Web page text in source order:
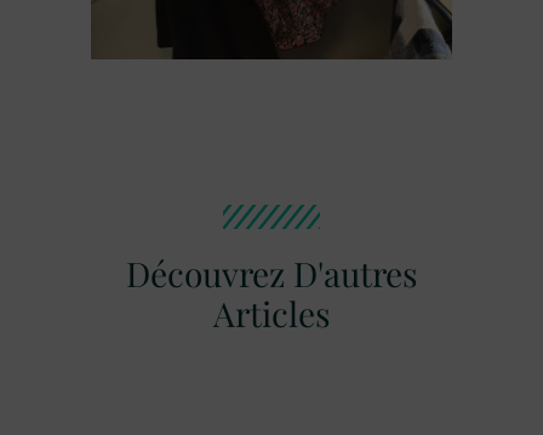
Découvrez D'autres
Articles